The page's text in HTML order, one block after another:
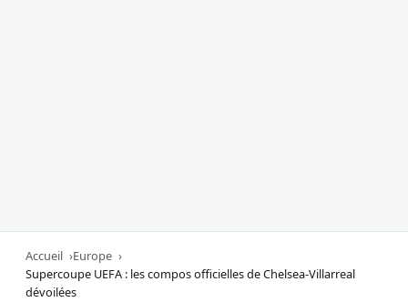
Accueil
Europe
Supercoupe UEFA : les compos officielles de Chelsea-Villarreal
dévoilées